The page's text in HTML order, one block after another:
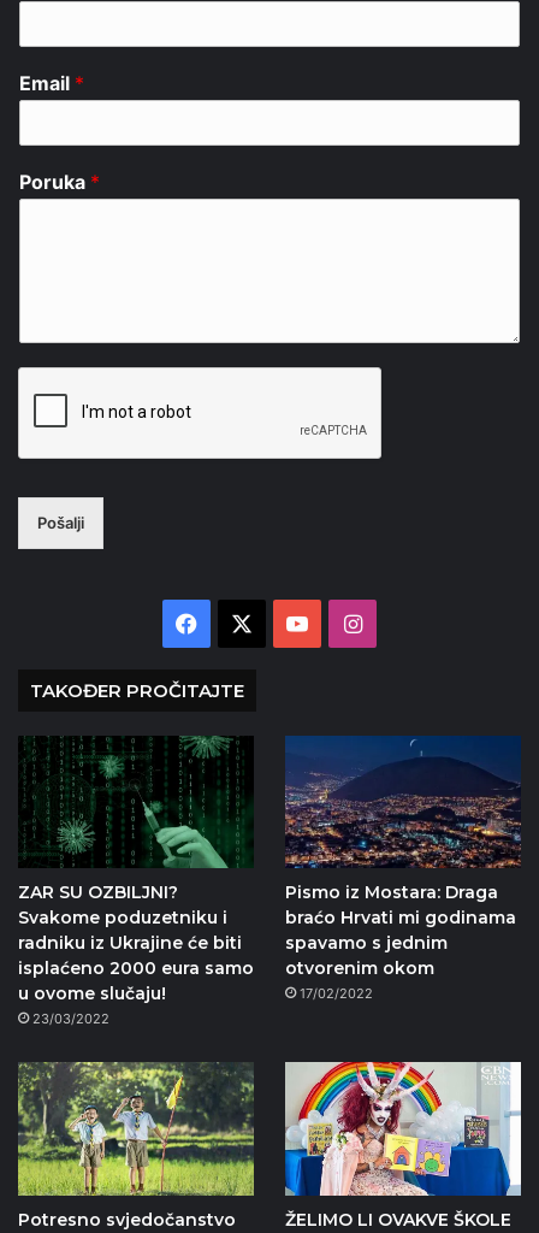
Email *
Poruka *
Pošalji
Facebook YouTubeInstagram
TAKOĐER PROČITAJTE
ZAR SU OZBILJNI?
Svakome poduzetniku i
radniku iz Ukrajine će biti
isplaćeno 2000 eura samo
u ovome slučaju!
23/03/2022
Pismo iz Mostara: Draga
braćo Hrvati mi godinama
spavamo s jednim
otvorenim okom
17/02/2022
Potresno svjedočanstvo
ŽELIMO LI OVAKVE ŠKOLE